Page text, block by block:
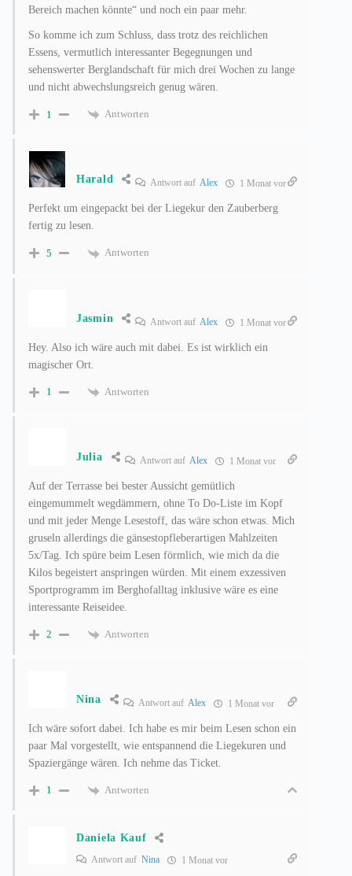
Bereich machen könnte“ und noch ein paar mehr.
So komme ich zum Schluss, dass trotz des reichlichen
Essens, vermutlich interessanter Begegnungen und
sehenswerter Berglandschaft für mich drei Wochen zu lange
und nicht abwechslungsreich genug wären.
1 Antworten
Harald Antwort aufAlex 1 Monat vor
Perfekt um eingepackt bei der Liegekur den Zauberberg
fertig zu lesen.
5 Antworten
Jasmin Antwort auf Alex 1 Monat vor
Hey. Also ich wäre auch mit dabei. Es ist wirklich ein
magischer Ort.
1 Antworten
Julia Antwort auf Alex 1 Monat vor
Auf der Terrasse bei bester Aussicht gemütlich
eingemummelt wegdämmern, ohne To Do-Liste im Kopf
und mit jeder Menge Lesestoff, das wäre schon etwas. Mich
gruseln allerdings die gänsestopfleberartigen Mahlzeiten
5x/Tag. Ich spüre beim Lesen förmlich, wie mich da die
Kilos begeistert anspringen würden. Mit einem exzessiven
Sportprogramm im Berghofalltag inklusive wäre es eine
interessante Reiseidee.
2 Antworten
Nina Antwort auf Alex 1 Monat vor
Ich wäre sofort dabei. Ich habe es mir beim Lesen schon ein
paar Mal vorgestellt, wie entspannend die Liegekuren und
Spaziergänge wären. Ich nehme das Ticket.
1 Antworten
Daniela Kauf
Antwort auf Nina 1 Monat vor